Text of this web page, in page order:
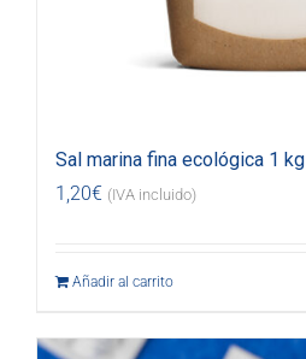
Sal marina fina ecológica 1 kg
1,20€ (IVA incluido)
Añadir al carrito